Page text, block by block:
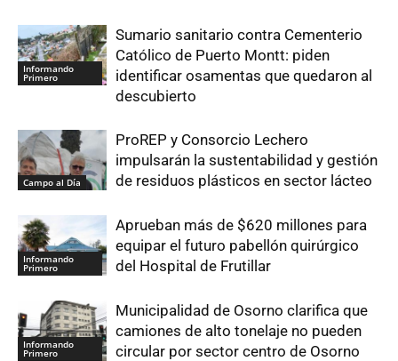
Informando
Primero
Sumario sanitario contra Cementerio
Católico de Puerto Montt: piden
identificar osamentas que quedaron al
descubierto
Campo al Día
ProREP y Consorcio Lechero
impulsarán la sustentabilidad y gestión
de residuos plásticos en sector lácteo
Informando
Primero
Aprueban más de $620 millones para
equipar el futuro pabellón quirúrgico
del Hospital de Frutillar
Informando
Primero
Municipalidad de Osorno clarifica que
camiones de alto tonelaje no pueden
circular por sector centro de Osorno